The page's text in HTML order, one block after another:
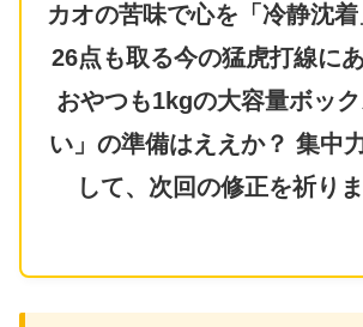
カオの苦味で心を「冷静沈
26点も取る今の猛虎打線にあ
おやつも1kgの大容量ボッ
い」の準備はええか？ 集中
して、次回の修正を祈りま